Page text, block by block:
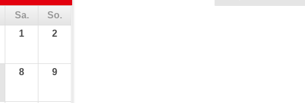
Sa.
So.
1
2
8 9